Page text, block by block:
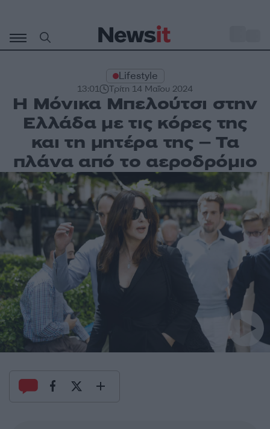
περιεχόμενο
Lifestyle
13:01 Τρίτη 14 Μαΐου 2024
Η Μόνικα Μπελούτσι στην
Ελλάδα με τις κόρες της
και τη μητέρα της – Τα
πλάνα από το αεροδρόμιο